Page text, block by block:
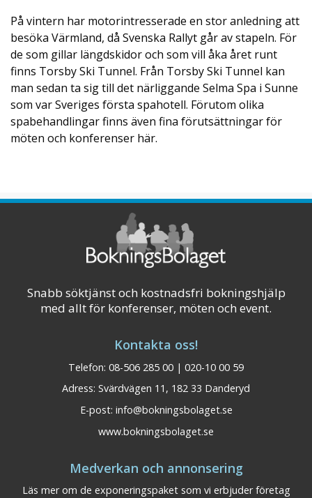
hittar ni den perfekta balansen mellan puls
och njutning. Vi har en fullfjädrad
konferensanläggning med allt som ni kan
önska. Mötesrum, grupprum och festvåning
med dansgolv och ...
Visa på karta
Best Western Gustaf
Fröding Hotell & Konferens
Konferensplatser: 415 Bäddar: 329
När du stiger in till Best Western Gustaf
På vintern har motorintresserade en stor anledning att
besöka Värmland, då Svenska Rallyt går av stapeln. För
de som gillar längdskidor och som vill åka året runt
finns Torsby Ski Tunnel. Från Torsby Ski Tunnel kan
man sedan ta sig till det närliggande Selma Spa i Sunne
som var Sveriges första spahotell. Förutom olika
spabehandlingar finns även fina förutsättningar för
möten och konferenser här.
Snabb söktjänst och kostnadsfri bokningshjälp
med allt för konferenser, möten och event.
Kontakta oss!
Telefon: 08-506 285 00 | 020-10 00 59
Adress: Svärdvägen 11, 182 33 Danderyd
E-post: info@bokningsbolaget.se
www.bokningsbolaget.se
Medverkan och annonsering
Läs mer om de exponeringspaket som vi erbjuder företag